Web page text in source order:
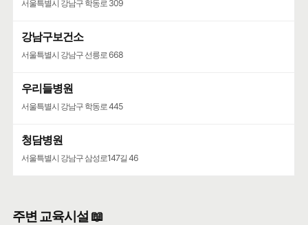
서울특별시 강남구 학동로 309
강남구보건소
서울특별시 강남구 선릉로 668
우리들병원
서울특별시 강남구 학동로 445
청담병원
서울특별시 강남구 삼성로147길 46
주변 교육시설 📖